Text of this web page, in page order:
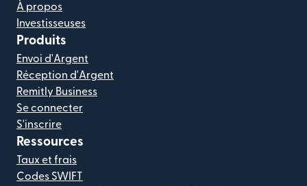
À propos
Investisseuses
Produits
Envoi d'Argent
Réception d'Argent
Remitly Business
Se connecter
S'inscrire
Ressources
Taux et frais
Codes SWIFT